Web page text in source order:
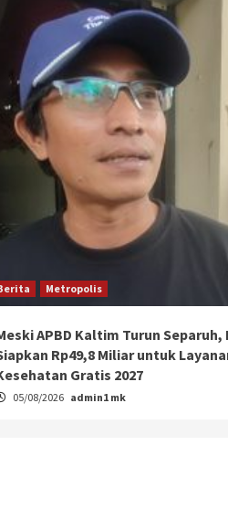
Metropolis
APBD Kaltim Turun
Rp49,8 Miliar untuk
Gratis 2027
05/08/2026 admin1 mk